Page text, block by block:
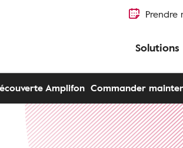
Prendre
Amplifon Commander